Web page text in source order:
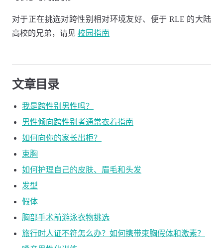
对于正在挑选对跨性别相对环境友好、便于 RLE 的大陆
高校的兄弟，请见 校园指南
文章目录
我是跨性别男性吗？
男性倾向跨性别者通常衣着指南
如何向你的家长出柜？
束胸
如何护理自己的皮肤、眉毛和头发
发型
假体
胸部手术前游泳衣物挑选
旅行时人证不符怎么办？如何携带束胸假体和激素？